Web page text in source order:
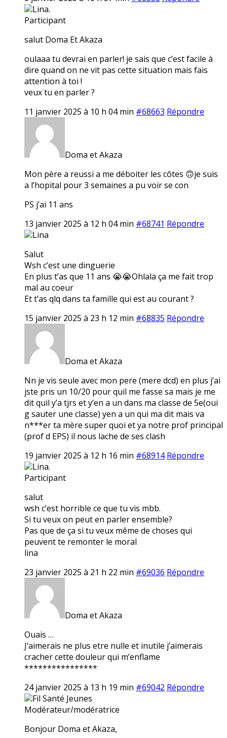
Lina.
Participant
salut Doma Et Akaza
oulaaa tu devrai en parler! je sais que c’est facile à
dire quand on ne vit pas cette situation mais fais
attention à toi !
veux tu en parler ?
11 janvier 2025 à 10 h 04 min #68663 Répondre
Doma et Akaza
Mon père a reussi a me déboiter les côtes 🙃je suis
a l’hopital pour 3 semaines a pu voir se con
PS j’ai 11 ans
13 janvier 2025 à 12 h 04 min #68741 Répondre
Lina
Salut
Wsh c’est une dinguerie
En plus t’as que 11 ans 😭😭Ohlala ça me fait trop
mal au coeur
Et t’as qlq dans ta famille qui est au courant ?
15 janvier 2025 à 23 h 12 min #68835 Répondre
Doma et Akaza
Nn je vis seule avec mon pere (mere dcd) en plus j’ai
jste pris un 10/20 pour quil me fasse sa mais je me
dit quil y’a tjrs et y’en a un dans ma classe de 5e(oui
g sauter une classe) yen a un qui ma dit mais va
n***er ta mère super quoi et ya notre prof principal
(prof d EPS) il nous lache de ses clash
19 janvier 2025 à 12 h 16 min #68914 Répondre
Lina.
Participant
salut
wsh c’est horrible ce que tu vis mbb.
Si tu veux on peut en parler ensemble?
Pas que de ça si tu veux même de choses qui
peuvent te remonter le moral
lina
23 janvier 2025 à 21 h 22 min #69036 Répondre
Doma et Akaza
Ouais …
J’aimerais ne plus etre nulle et inutile j’aimerais
cracher cette douleur qui m’enflame
****************
24 janvier 2025 à 13 h 19 min #69042 Répondre
Fil Santé Jeunes
Modérateur/modératrice
Bonjour Doma et Akaza,